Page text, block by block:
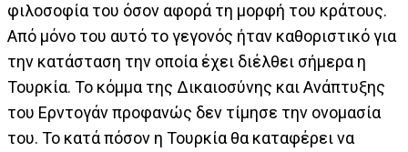
φιλοσοφία του όσον αφορά τη μορφή του κράτους.
Από μόνο του αυτό το γεγονός ήταν καθοριστικό για
την κατάσταση την οποία έχει διέλθει σήμερα η
Τουρκία. Το κόμμα της Δικαιοσύνης και Ανάπτυξης
του Ερντογάν προφανώς δεν τίμησε την ονομασία
του. Το κατά πόσον η Τουρκία θα καταφέρει να